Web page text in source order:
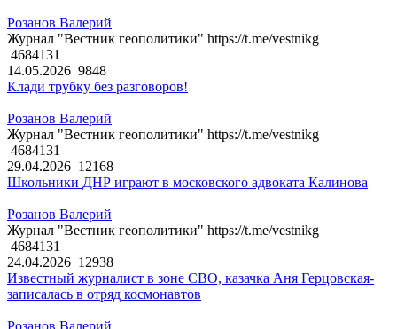
Розанов Валерий
Журнал "Вестник геополитики" https://t.me/vestnikg
4684131
14.05.2026 9848
Клади трубку без разговоров!
Розанов Валерий
Журнал "Вестник геополитики" https://t.me/vestnikg
4684131
29.04.2026 12168
Школьники ДНР играют в московского адвоката Калинова
Розанов Валерий
Журнал "Вестник геополитики" https://t.me/vestnikg
4684131
24.04.2026 12938
Известный журналист в зоне СВО, казачка Аня Герцовская-
записалась в отряд космонавтов